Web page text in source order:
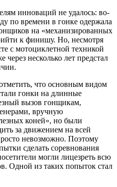
инноваций не удалось: во-
по времени в гонке одержала
на «механизированных
к финишу. Но, несмотря
с мотоциклетной техникой
несколько лет предстал
что основным видом
гонки на длинные
вызов гонщикам,
вручную
коней», но были
за движением на всей
невозможно. Поэтому
сделать соревнования
могли лицезреть всю
Одной из таких попыток стал